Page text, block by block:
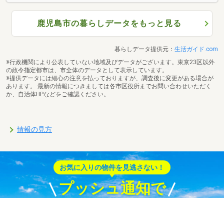
鹿児島市の暮らしデータをもっと見る
暮らしデータ提供元： 生活ガイド.com
※行政機関により公表していない地域及びデータがございます。東京23区以外
の政令指定都市は、市全体のデータとして表示しています。
※提供データには細心の注意を払っておりますが、調査後に変更がある場合が
あります。 最新の情報につきましては各市区役所までお問い合わせいただく
か、自治体HPなどをご確認ください。
情報の見方
お気に入りの物件を見逃さない！
プッシュ通知で